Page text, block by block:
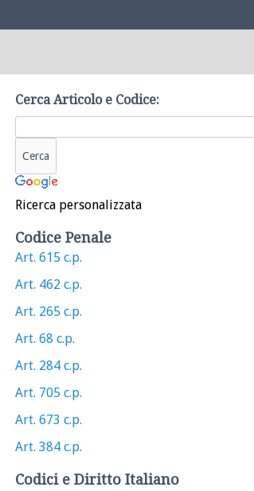
Cerca Articolo e Codice:
Ricerca personalizzata
Codice Penale
Art. 615 c.p.
Art. 462 c.p.
Art. 265 c.p.
Art. 68 c.p.
Art. 284 c.p.
Art. 705 c.p.
Art. 673 c.p.
Art. 384 c.p.
Codici e Diritto Italiano